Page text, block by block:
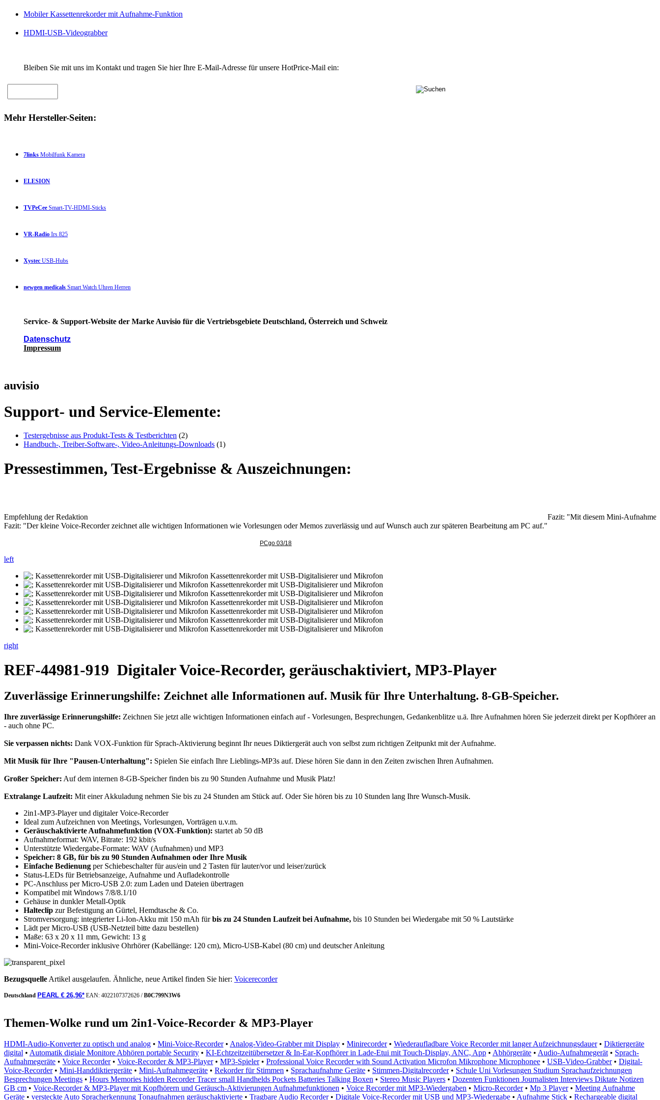
Mobiler Kassettenrekorder mit Aufnahme-Funktion
HDMI-USB-Videograbber
Bleiben Sie mit uns im Kontakt und tragen Sie hier Ihre E-Mail-Adresse für unsere HotPrice-Mail ein:
Mehr Hersteller-Seiten:
7links Mobilfunk Kamera
ELESION
TVPeCee Smart-TV-HDMI-Sticks
VR-Radio Irs 825
Xystec USB-Hubs
newgen medicals Smart Watch Uhren Herren
Service- & Support-Website der Marke Auvisio für die Vertriebsgebiete Deutschland, Österreich und Schweiz
Datenschutz
Impressum
auvisio
Support- und Service-Elemente:
Testergebnisse aus Produkt-Tests & Testberichten (2)
Handbuch-, Treiber-Software-, Video-Anleitungs-Downloads (1)
Pressestimmen, Test-Ergebnisse & Auszeichnungen:
Empfehlung der Redaktion
Fazit: "Der kleine Voice-Recorder zeichnet alle wichtigen Informationen wie Vorlesungen oder Memos zuverlässig und auf Wunsch auch zur späteren Bearbeitung am PC auf."
PCgo 03/18
Fazit: "Mit diesem Mini-
left
right
REF-44981-919 Digitaler Voice-Recorder, geräuschaktiviert, MP3-Player
Zuverlässige Erinnerungshilfe: Zeichnet alle Informationen auf. Musik für Ihre Unterhaltung. 8-GB-Speicher.
Ihre zuverlässige Erinnerungshilfe: Zeichnen Sie jetzt alle wichtigen Informationen einfach auf - Vorlesungen, Besprechungen, Gedankenblitze u.ä. Ihre Aufnahmen hören Sie jederzeit direkt per Kopfhörer an
- auch ohne PC.
Sie verpassen nichts: Dank VOX-Funktion für Sprach-Aktivierung beginnt Ihr neues Diktiergerät auch von selbst zum richtigen Zeitpunkt mit der Aufnahme.
Mit Musik für Ihre "Pausen-Unterhaltung": Spielen Sie einfach Ihre Lieblings-MP3s auf. Diese hören Sie dann in den Zeiten zwischen Ihren Aufnahmen.
Großer Speicher: Auf dem internen 8-GB-Speicher finden bis zu 90 Stunden Aufnahme und Musik Platz!
Extralange Laufzeit: Mit einer Akkuladung nehmen Sie bis zu 24 Stunden am Stück auf. Oder Sie hören bis zu 10 Stunden lang Ihre Wunsch-Musik.
2in1-MP3-Player und digitaler Voice-Recorder
Ideal zum Aufzeichnen von Meetings, Vorlesungen, Vorträgen u.v.m.
Geräuschaktivierte Aufnahmefunktion (VOX-Funktion): startet ab 50 dB
Aufnahmeformat: WAV, Bitrate: 192 kbit/s
Unterstützte Wiedergabe-Formate: WAV (Aufnahmen) und MP3
Speicher: 8 GB, für bis zu 90 Stunden Aufnahmen oder Ihre Musik
Einfache Bedienung per Schiebeschalter für aus/ein und 2 Tasten für lauter/vor und leiser/zurück
Status-LEDs für Betriebsanzeige, Aufnahme und Aufladekontrolle
PC-Anschluss per Micro-USB 2.0: zum Laden und Dateien übertragen
Kompatibel mit Windows 7/8/8.1/10
Gehäuse in dunkler Metall-Optik
Halteclip zur Befestigung an Gürtel, Hemdtasche & Co.
Stromversorgung: integrierter Li-Ion-Akku mit 150 mAh fürbis zu 24 Stunden Laufzeit bei Aufnahme, bis 10 Stunden bei Wiedergabe mit 50 % Lautstärke
Lädt per Micro-USB (USB-Netzteil bitte dazu bestellen)
Maße: 63 x 20 x 11 mm, Gewicht: 13 g
Mini-Voice-Recorder inklusive Ohrhörer (Kabellänge: 120 cm), Micro-USB-Kabel (80 cm) und deutscher Anleitung
Bezugsquelle Artikel ausgelaufen. Ähnliche, neue Artikel finden Sie hier: Voicerecorder
Deutschland PEARL € 26,96* EAN: 4022107372626 /B0C799N3W6
Themen-Wolke rund um 2in1-Voice-Recorder & MP3-Player
HDMI-Audio-Konverter zu optisch und analog • Mini-Voice-Recorder• Analog-Video-Grabber mit Display • Minirecorder• Wiederaufladbare Voice Recorder mit langer Aufzeichnungsdauer• Diktiergeräte
digital • Automatik digiale Monitore Abhören portable Security • KI-Echtzeitzeitübersetzer & In-Ear-Kopfhörer in Lade-Etui mit Touch-Display, ANC, App • Abhörgeräte • Audio-Aufnahmegerät • Sprach-
Aufnahmegeräte • Voice Recorder• Voice-Recorder & MP3-Player• MP3-Spieler• Professional Voice Recorder with Sound Activation Microfon Mikrophone Microphonee • USB-Video-Grabber• Digital-
Voice-Recorder• Mini-Handdiktiergeräte • Mini-Aufnahmegeräte • Rekorder für Stimmen • Sprachaufnahme Geräte • Stimmen-Digitalrecorder• Schule Uni Vorlesungen Studium Sprachaufzeichnungen
Besprechungen Meetings • Hours Memories hidden Recorder Tracer small Handhelds Pockets Batteries Talking Boxen • Stereo Music Players • Dozenten Funktionen Journalisten Interviews Diktate Notizen
GB cm • Voice-Recorder & MP3-Player mit Kopfhörern und Geräusch-Aktivierungen Aufnahmefunktionen • Voice Recorder mit MP3-Wiedergaben • Micro-Recorder• Mp 3 Player• Meeting Aufnahme
Geräte • versteckte Auto Spracherkennung Tonaufnahmen geräuschaktivierte • Tragbare Audio Recorder• Digitale Voice-Recorder mit USB und MP3-Wiedergabe • Aufnahme Stick • Rechargeable digital